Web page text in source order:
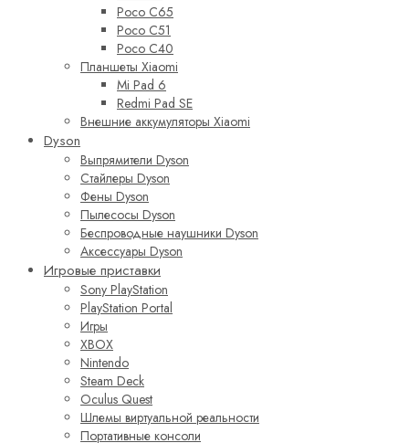
Poco C65
Poco C51
Poco C40
Планшеты Xiaomi
Mi Pad 6
Redmi Pad SE
Внешние аккумуляторы Xiaomi
Dyson
Выпрямители Dyson
Стайлеры Dyson
Фены Dyson
Пылесосы Dyson
Беспроводные наушники Dyson
Аксессуары Dyson
Игровые приставки
Sony PlayStation
PlayStation Portal
Игры
XBOX
Nintendo
Steam Deck
Oculus Quest
Шлемы виртуальной реальности
Портативные консоли